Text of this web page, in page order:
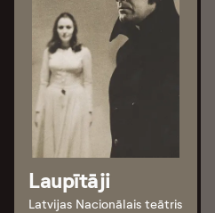
Laupītāji
Latvijas Nacionālais teātris